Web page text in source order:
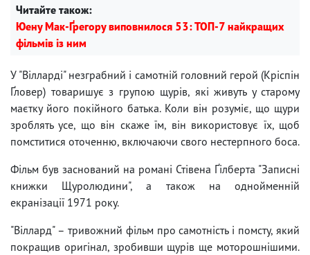
Читайте також:
Юену Мак-Ґрегору виповнилося 53: ТОП-7 найкращих
фільмів із ним
У "Вілларді" незграбний і самотній головний герой (Кріспін
Ґловер) товаришує з групою щурів, які живуть у старому
маєтку його покійного батька. Коли він розуміє, що щури
зроблять усе, що він скаже їм, він використовує їх, щоб
помститися оточенню, включаючи свого нестерпного боса.
Фільм був заснований на романі Стівена Ґілберта "Записні
книжки Щуролюдини", а також на однойменній
екранізації 1971 року.
"Віллард" – тривожний фільм про самотність і помсту, який
покращив оригінал, зробивши щурів ще моторошнішими.